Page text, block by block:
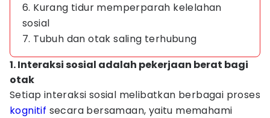
6. Kurang tidur memperparah kelelahan
sosial
7. Tubuh dan otak saling terhubung
1. Interaksi sosial adalah pekerjaan berat bagi
otak
Setiap interaksi sosial melibatkan berbagai proses
kognitif secara bersamaan, yaitu memahami